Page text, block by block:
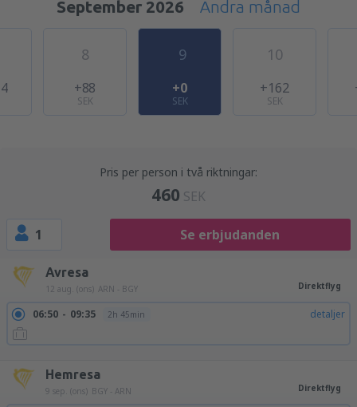
September 2026
Ändra månad
8
+88
SEK
9
+0
SEK
10
+162
SEK
Pris per person i två riktningar:
460 SEK
1 Se erbjudanden
Avresa
12 aug. (ons) ARN - BGY Direktflyg
06:50 09:35 2h 45min detaljer
Hemresa
9 sep. (ons) BGY - ARN Direktflyg